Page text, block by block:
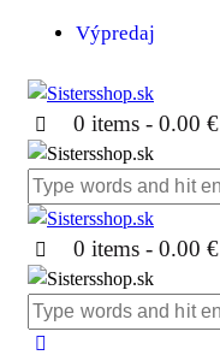
Výpredaj
0 items - 0.00 €
0 items - 0.00 €